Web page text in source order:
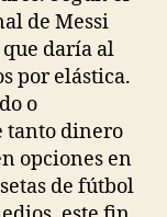
de Messi
que daría al
por elástica.
o
tanto dinero
opciones en
de fútbol